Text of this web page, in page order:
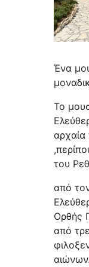
Ένα
Το
αρχαία
του
από
Ορθής
από